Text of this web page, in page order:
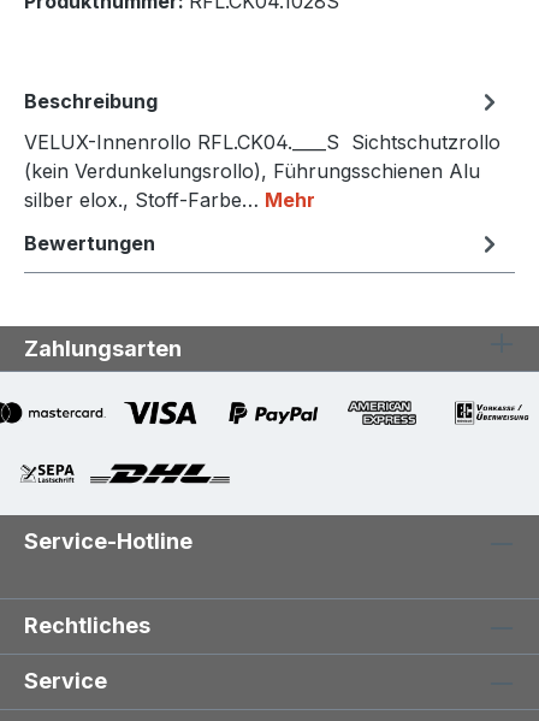
Beschreibung
VELUX-Innenrollo RFL.CK04.____S Sichtschutzrollo
(kein Verdunkelungsrollo), Führungsschienen Alu
silber elox., Stoff-Farbe… Mehr
Bewertungen
Zahlungsarten
Service-Hotline
Rechtliches
Service